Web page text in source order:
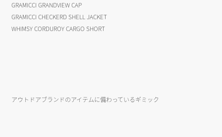
GRAMICCI GRANDVIEW CAP
GRAMICCI CHECKERD SHELL JACKET
WHIMSY CORDUROY CARGO SHORT
アウトドアブランドのアイテムに備わっているギミック